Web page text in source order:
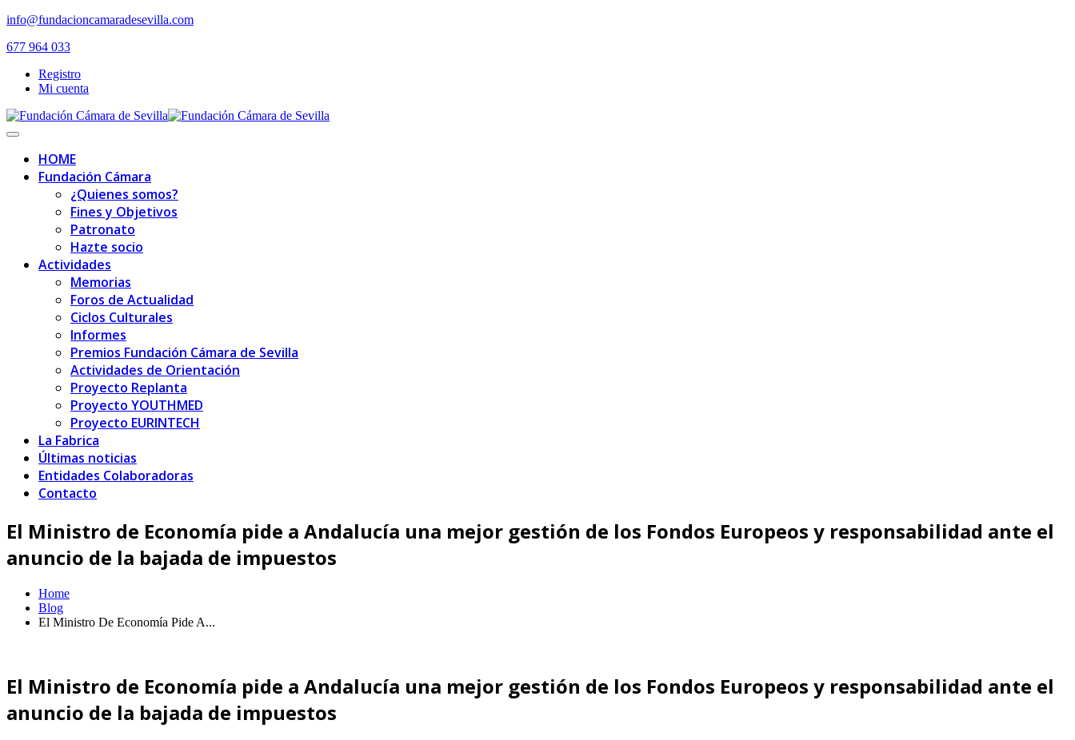
Skip
content
info@fundacioncamaradesevilla.com
677 964 033
Registro
Mi cuenta
Toggle
navigationHOME
Fundación Cámara
¿Quienes somos?
Fines y Objetivos
Patronato
Hazte socio
Actividades
Memorias
Foros de Actualidad
Ciclos Culturales
Informes
Premios Fundación Cámara de Sevilla
Actividades de Orientación
Proyecto Replanta
Proyecto YOUTHMED
Proyecto EURINTECH
La Fabrica
Últimas noticias
Entidades Colaboradoras
Contacto
El Ministro de Economía pide a Andalucía una mejor gestión de los Fondos Europeos y responsabilidad ante el
anuncio de la bajada de impuestos
Home
Blog
El Ministro De Economía Pide A...
El Ministro de Economía pide a Andalucía una mejor gestión de los Fondos Europeos y responsabilidad ante el
anuncio de la bajada de impuestos